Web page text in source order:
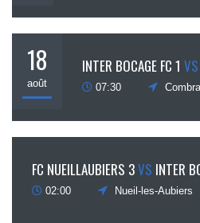
18
août
INTER BOCAGE FC 1 VS
07:30
FC NUEILLAUBIERS 3VS INTER
02:00 Nueil-les-Aubiers